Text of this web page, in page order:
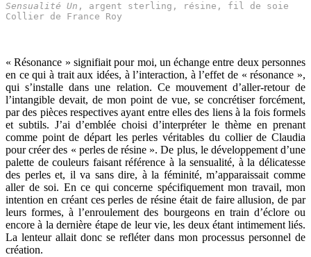
Sensualité Un , argent sterling, résine, fil de soie
Collier de France Roy
« Résonance » signifiait pour moi, un échange entre deux personnes
en ce qui à trait aux idées, à l’interaction, à l’effet de « résonance »,
qui s’installe dans une relation. Ce mouvement d’aller-retour de
l’intangible devait, de mon point de vue, se concrétiser forcément,
par des pièces respectives ayant entre elles des liens à la fois formels
et subtils. J’ai d’emblée choisi d’interpréter le thème en prenant
comme point de départ les perles véritables du collier de Claudia
pour créer des « perles de résine ». De plus, le développement d’une
palette de couleurs faisant référence à la sensualité, à la délicatesse
des perles et, il va sans dire, à la féminité, m’apparaissait comme
aller de soi. En ce qui concerne spécifiquement mon travail, mon
intention en créant ces perles de résine était de faire allusion, de par
leurs formes, à l’enroulement des bourgeons en train d’éclore ou
encore à la dernière étape de leur vie, les deux étant intimement liés.
La lenteur allait donc se refléter dans mon processus personnel de
création.